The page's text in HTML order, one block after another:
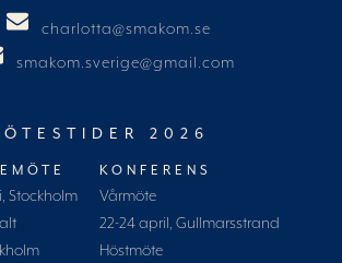
charlotta@smakom.se
smakom.sverige@gmail.com
2026
Stockholm
KONFERENS
Vårmöte
22-24 april, Gullmarsstrand
Höstmöte